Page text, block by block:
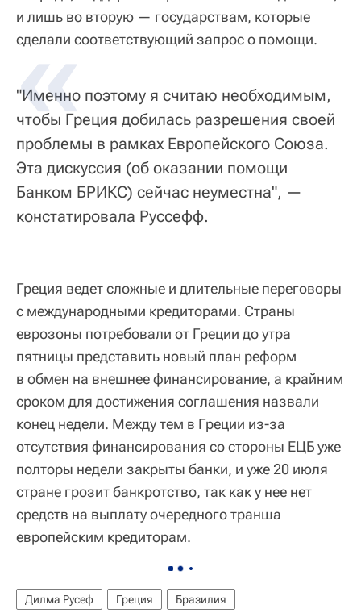
и лишь во вторую — государствам, которые
сделали соответствующий запрос о помощи.
"Именно поэтому я считаю необходимым,
чтобы Греция добилась разрешения своей
проблемы в рамках Европейского Союза.
Эта дискуссия (об оказании помощи
Банком БРИКС) сейчас неуместна", —
констатировала Руссефф.
Греция ведет сложные и длительные переговоры
с международными кредиторами. Страны
еврозоны потребовали от Греции до утра
пятницы представить новый план реформ
в обмен на внешнее финансирование, а крайним
сроком для достижения соглашения назвали
конец недели. Между тем в Греции из-за
отсутствия финансирования со стороны ЕЦБ уже
полторы недели закрыты банки, и уже 20 июля
стране грозит банкротство, так как у нее нет
средств на выплату очередного транша
европейским кредиторам.
Дилма Русеф Греция Бразилия